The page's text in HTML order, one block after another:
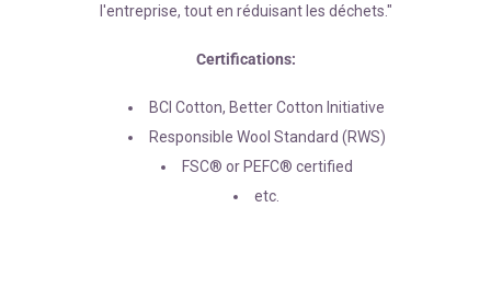
l'entreprise, tout en réduisant les déchets."
Certifications:
BCI Cotton, Better Cotton Initiative
Responsible Wool Standard (RWS)
FSC® or PEFC® certified
etc.